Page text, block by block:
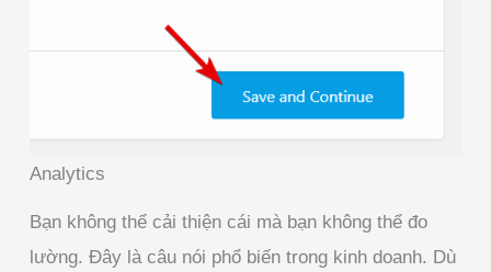
Analytics
Bạn không thể cải thiện cái mà bạn không thể đo
lường. Đây là câu nói phổ biến trong kinh doanh. Dù